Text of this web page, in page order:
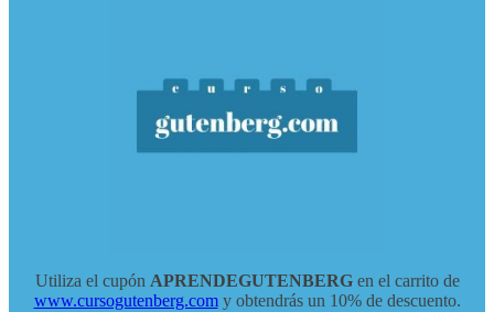
Utiliza el cupón APRENDEGUTENBERGen el carrito de
www.cursogutenberg.comy obtendrás un 10% de descuento.